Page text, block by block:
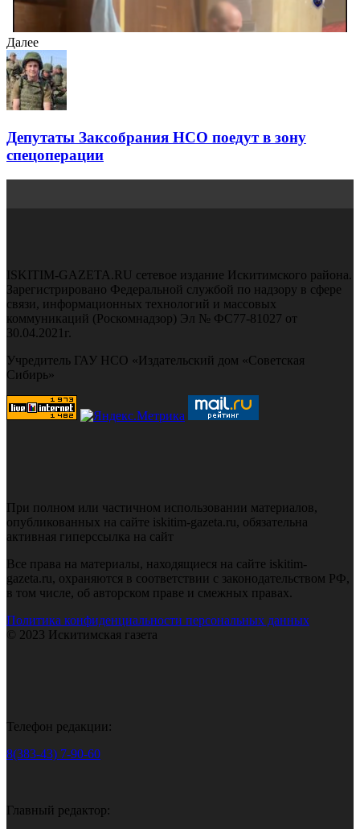
Далее
Депутаты Заксобрания НСО поедут в зону
спецоперации
ISKITIM-GAZETA.RU сетевое издание Искитимского района.
Зарегистрировано Федеральной службой по надзору в сфере
связи, информационных технологий и массовых
коммуникаций (Роскомнадзор) Эл № ФС77-81027 от
30.04.2021г.
Учредитель ГАУ НСО «Издательский дом «Советская
Сибирь»
При полном или частичном использовании материалов,
опубликованных на сайте iskitim-gazeta.ru, обязательна
активная гиперссылка на сайт
Все права на материалы, находящиеся на сайте iskitim-
gazeta.ru, охраняются в соответствии с законодательством РФ,
в том числе, об авторском праве и смежных правах.
Политика конфиденциальности персональных данных
© 2023 Искитимская газета
Телефон редакции:
8(383-43) 7-90-60
Главный редактор: